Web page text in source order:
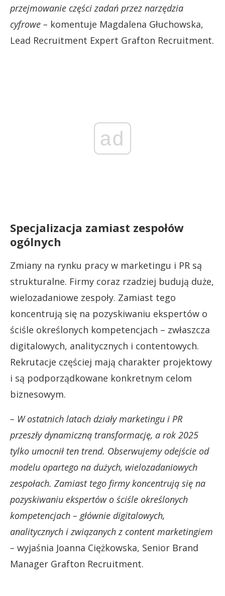
przejmowanie części zadań przez narzędzia
cyfrowe – komentuje Magdalena Głuchowska,
Lead Recruitment Expert Grafton Recruitment.
ad
Specjalizacja zamiast zespołów
ogólnych
Zmiany na rynku pracy w marketingu i PR są
strukturalne. Firmy coraz rzadziej budują duże,
wielozadaniowe zespoły. Zamiast tego
koncentrują się na pozyskiwaniu ekspertów o
ściśle określonych kompetencjach – zwłaszcza
digitalowych, analitycznych i contentowych.
Rekrutacje częściej mają charakter projektowy
i są podporządkowane konkretnym celom
biznesowym.
– W ostatnich latach działy marketingu i PR
przeszły dynamiczną transformację, a rok 2025
tylko umocnił ten trend. Obserwujemy odejście od
modelu opartego na dużych, wielozadaniowych
zespołach. Zamiast tego firmy koncentrują się na
pozyskiwaniu ekspertów o ściśle określonych
kompetencjach – głównie digitalowych,
analitycznych i związanych z content marketingiem
– wyjaśnia Joanna Ciężkowska, Senior Brand
Manager Grafton Recruitment.